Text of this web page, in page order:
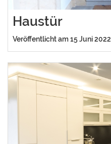
Haustür
Veröffentlicht am 15 Juni 2022